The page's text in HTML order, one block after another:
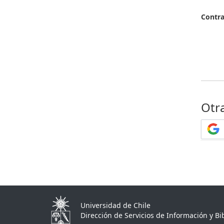
Universidad de Chile
Dirección de Servicios de Información y